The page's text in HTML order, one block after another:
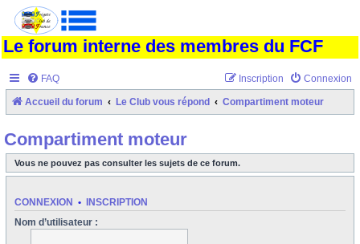
Le forum interne des membres du FCF
FAQ Connexion
Inscription
Accueil du forum Le Club vous répond Compartiment moteur
Compartiment moteur
Vous ne pouvez pas consulter les sujets de ce forum.
CONNEXION • INSCRIPTION
Nom d’utilisateur :